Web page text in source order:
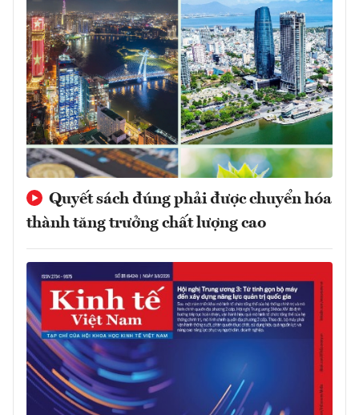
Quyết sách đúng phải được chuyển hóa
thành tăng trưởng chất lượng cao